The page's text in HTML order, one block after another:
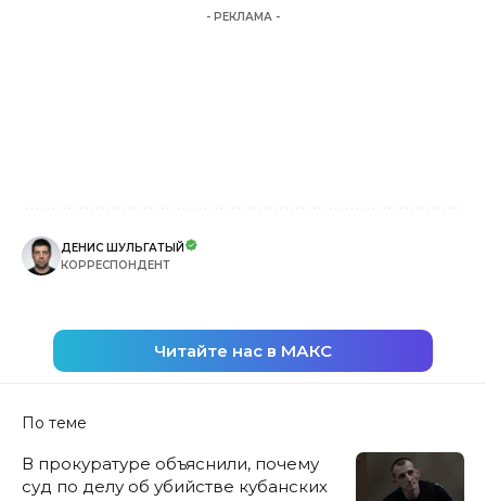
- РЕКЛАМА -
ДЕНИС ШУЛЬГАТЫЙ
КОРРЕСПОНДЕНТ
Читайте нас в МАКС
По теме
В прокуратуре объяснили, почему
суд по делу об убийстве кубанских